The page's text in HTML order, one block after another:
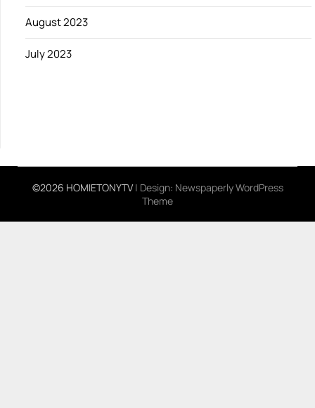
August 2023
July 2023
©2026 HOMIETONYTV| Design: Newspaperly WordPress
Theme